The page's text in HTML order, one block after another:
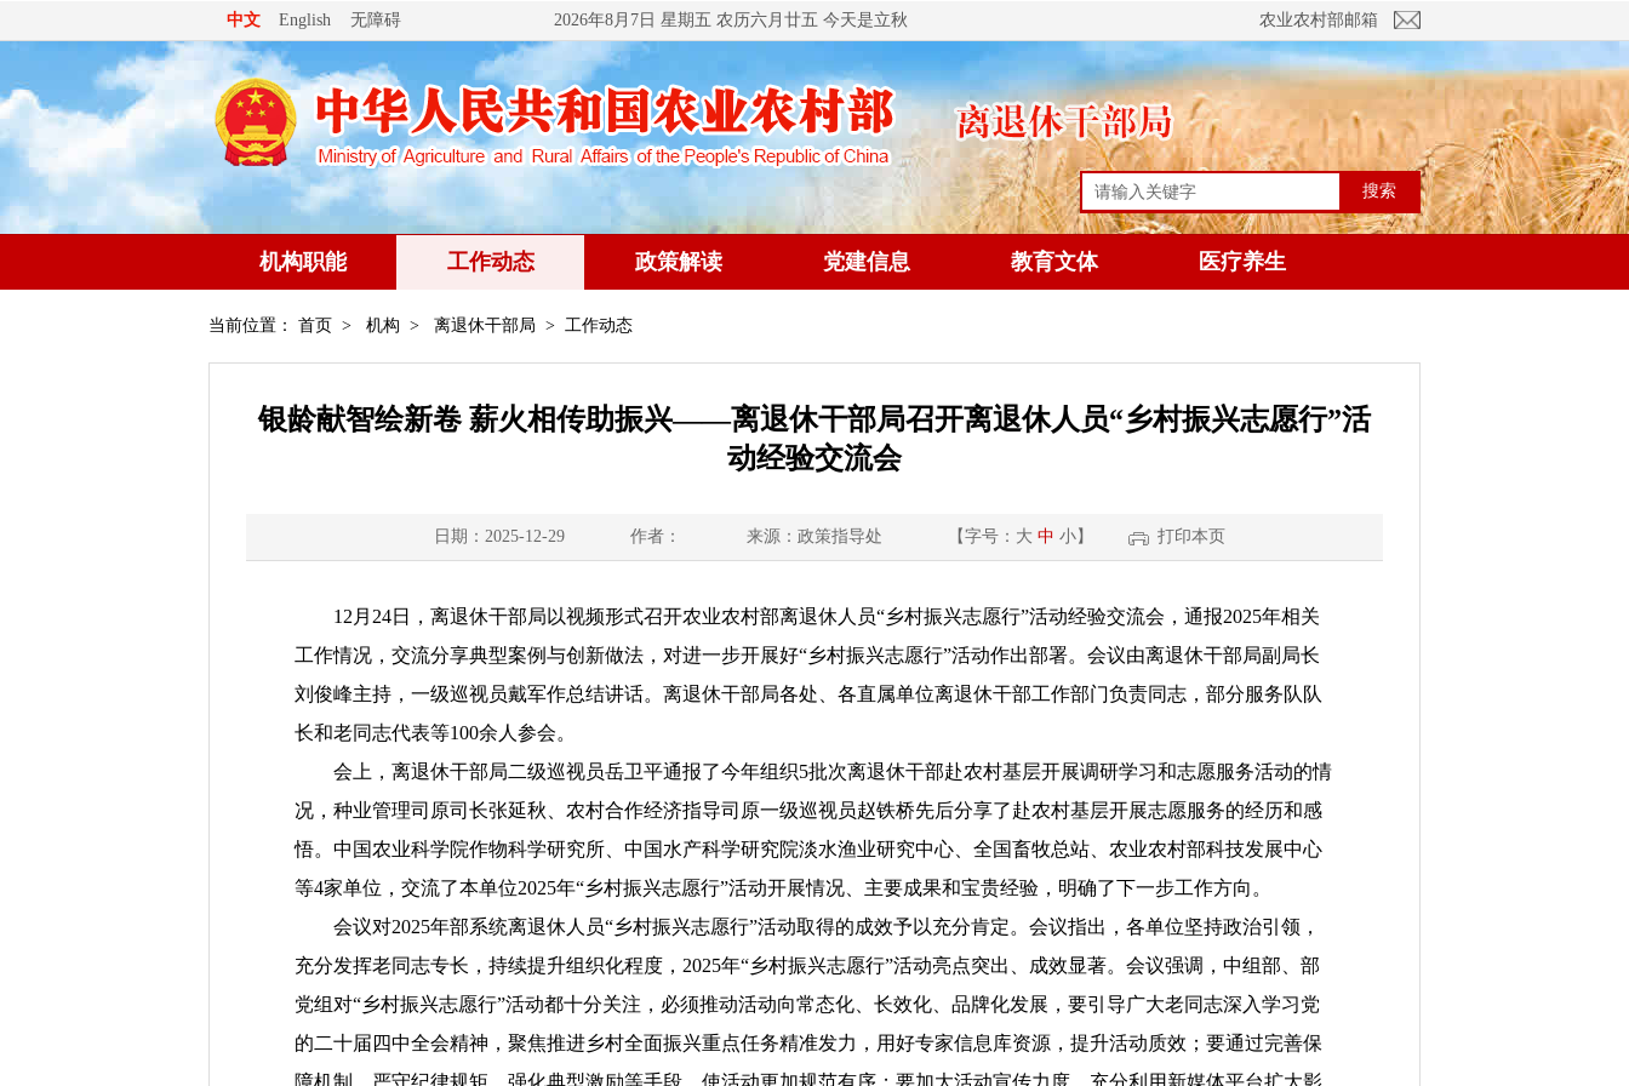
中文 English 无障碍 2026年8月7日 星期五 农历六月廿五 今天是立秋 农业农村部邮箱
搜索
机构职能 工作动态 政策解读 党建信息 教育文体 医疗养生
当前位置： 首页 > 机构 > 离退休干部局 > 工作动态
银龄献智绘新卷 薪火相传助振兴——离退休干部局召开离退休人员“乡村振兴志愿行”活
动经验交流会
日期：2025-12-29 作者： 来源：政策指导处 【字号： 大 中 小】 打印本页
12 月 24日 ，离退休干部局 以视频形式召开农业农村部离退休人员“乡村振兴志愿行”活动经验交流会 ，通报2025年相关
工作情况，交流分享典型案例与创新做法， 对进一步开展好“乡村振兴志愿行”活动作出部署。会议由离退休干部局副局长
刘俊峰主持，一级巡视员戴军作总结讲话。离退休干部局各处、各直属单位离退休干部工作部门负责同志，部分服务队队
长和老同志代表等100余人 参会。
会上，离退休干部局二级巡视员岳卫平通报了今年组织5批次离退休干部赴农村基层开展调研学习和志愿服务活动的情
况， 种业管理司原司长张延秋、农村合作经济指导司原一级巡视员赵铁桥先后分享了赴农村基层开展志愿服务的经历和感
悟。中国农业科学院作物科学研究所、中国水产科学研究院淡水渔业研究中心、全国畜牧总站、农业农村部科技发展中心
等4家单位， 交流了本单位2025年“乡村振兴志愿行”活动开展情况 、主要成果和宝贵经验，明确了下一步工作方向。
会议对2025年部系统离退休人员“乡村振兴志愿行”活动取得的成效予以充分肯定。会议指出，各单位坚持政治引领，
充分发挥老同志专长，持续提升组织化程度， 2025年“乡村振兴志愿行”活动亮点突出、成效显著。会议强调，中组部、部
党组对“乡村振兴志愿行”活动都十分关注，必须推动活动向常态化、长效化、品牌化发展，要引导广大老同志深入学习党
的二十届四中全会精神，聚焦推进乡村全面振兴重点任务精准发力，用好专家信息库资源， 提升活动质效 ；要通过完善保
障机制，严守纪律规矩，强化典型激励等手段，使活动更加规范有序；要加大活动宣传力度，充分利用新媒体平台扩大影